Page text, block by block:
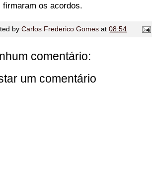
firmaram os acordos.
by Carlos Frederico Gomes at 08:54
comentário:
um comentário